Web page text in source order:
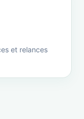
et relances